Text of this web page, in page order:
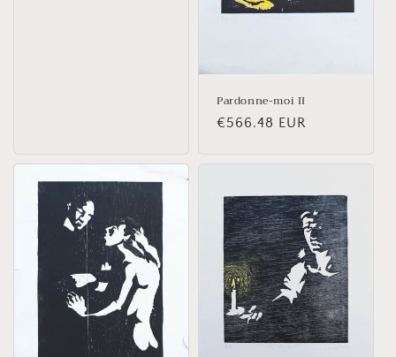
Pardonne-moi II
Prix
€566.48 EUR